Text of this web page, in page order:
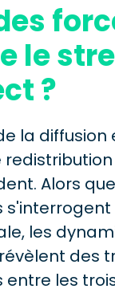
le
?
la diffusion
Alors
les
des
les